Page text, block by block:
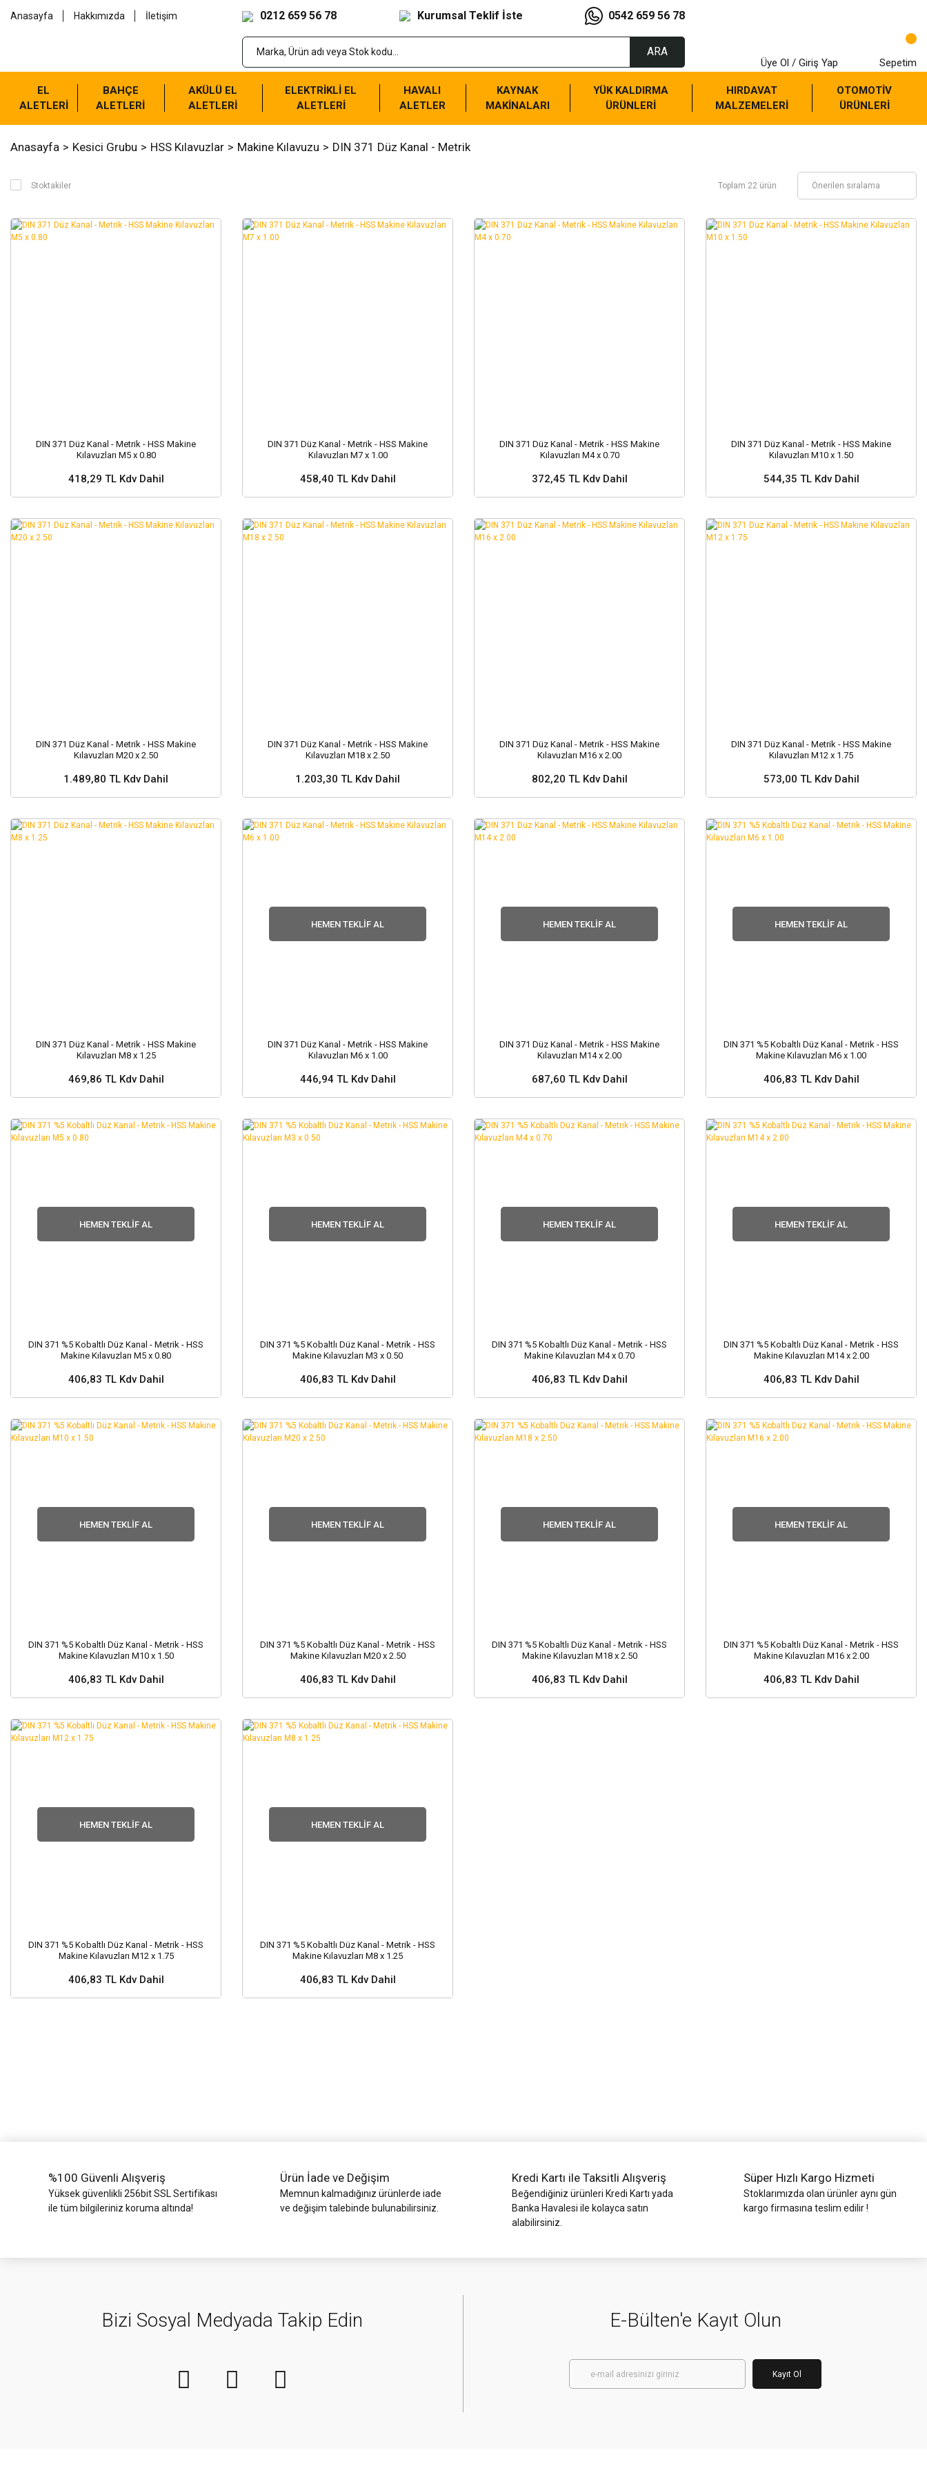
Anasayfa Hakkımızda İletişim 0212 659 56 78 Kurumsal Teklif İste 0542 659 56 78
ARA
Üye Ol / Giriş Yap Sepetim
EL
ALETLERİ
BAHÇE
ALETLERİ
AKÜLÜ EL
ALETLERİ
ELEKTRİKLİ EL
ALETLERİ
HAVALI
ALETLER
KAYNAK
MAKİNALARI
YÜK KALDIRMA
ÜRÜNLERİ
HIRDAVAT
MALZEMELERİ
OTOMOTİV
ÜRÜNLERİ
Anasayfa Kesici Grubu HSS Kılavuzlar Makine Kılavuzu DIN 371 Düz Kanal - Metrik
Stoktakiler Toplam 22 ürün
DIN 371 Düz Kanal - Metrik - HSS Makine
Kılavuzları M5 x 0.80
418,29 TL Kdv Dahil
Sepete Ekle
DIN 371 Düz Kanal - Metrik - HSS Makine
Kılavuzları M7 x 1.00
458,40 TL Kdv Dahil
Sepete Ekle
DIN 371 Düz Kanal - Metrik - HSS Makine
Kılavuzları M4 x 0.70
372,45 TL Kdv Dahil
Sepete Ekle
DIN 371 Düz Kanal - Metrik - HSS Makine
Kılavuzları M10 x 1.50
544,35 TL Kdv Dahil
Sepete Ekle
DIN 371 Düz Kanal - Metrik - HSS Makine
Kılavuzları M20 x 2.50
1.489,80 TL Kdv Dahil
Sepete Ekle
DIN 371 Düz Kanal - Metrik - HSS Makine
Kılavuzları M18 x 2.50
1.203,30 TL Kdv Dahil
Sepete Ekle
DIN 371 Düz Kanal - Metrik - HSS Makine
Kılavuzları M16 x 2.00
802,20 TL Kdv Dahil
Sepete Ekle
DIN 371 Düz Kanal - Metrik - HSS Makine
Kılavuzları M12 x 1.75
573,00 TL Kdv Dahil
Sepete Ekle
DIN 371 Düz Kanal - Metrik - HSS Makine
Kılavuzları M8 x 1.25
469,86 TL Kdv Dahil
Sepete Ekle
HEMEN TEKLIF AL
DIN 371 Düz Kanal - Metrik - HSS Makine
Kılavuzları M6 x 1.00
446,94 TL Kdv Dahil
Stok ve Fiyat Sorunuz ?
HEMEN TEKLIF AL
DIN 371 Düz Kanal - Metrik - HSS Makine
Kılavuzları M14 x 2.00
687,60 TL Kdv Dahil
Stok ve Fiyat Sorunuz ?
HEMEN TEKLIF AL
DIN 371 %5 Kobaltlı Düz Kanal - Metrik - HSS
Makine Kılavuzları M6 x 1.00
406,83 TL Kdv Dahil
Stok ve Fiyat Sorunuz ?
HEMEN TEKLIF AL
DIN 371 %5 Kobaltlı Düz Kanal - Metrik - HSS
Makine Kılavuzları M5 x 0.80
406,83 TL Kdv Dahil
Stok ve Fiyat Sorunuz ?
HEMEN TEKLIF AL
DIN 371 %5 Kobaltlı Düz Kanal - Metrik - HSS
Makine Kılavuzları M3 x 0.50
406,83 TL Kdv Dahil
Stok ve Fiyat Sorunuz ?
HEMEN TEKLIF AL
DIN 371 %5 Kobaltlı Düz Kanal - Metrik - HSS
Makine Kılavuzları M4 x 0.70
406,83 TL Kdv Dahil
Stok ve Fiyat Sorunuz ?
HEMEN TEKLIF AL
DIN 371 %5 Kobaltlı Düz Kanal - Metrik - HSS
Makine Kılavuzları M14 x 2.00
406,83 TL Kdv Dahil
Stok ve Fiyat Sorunuz ?
HEMEN TEKLIF AL
DIN 371 %5 Kobaltlı Düz Kanal - Metrik - HSS
Makine Kılavuzları M10 x 1.50
406,83 TL Kdv Dahil
Stok ve Fiyat Sorunuz ?
HEMEN TEKLIF AL
DIN 371 %5 Kobaltlı Düz Kanal - Metrik - HSS
Makine Kılavuzları M20 x 2.50
406,83 TL Kdv Dahil
Stok ve Fiyat Sorunuz ?
HEMEN TEKLIF AL
DIN 371 %5 Kobaltlı Düz Kanal - Metrik - HSS
Makine Kılavuzları M18 x 2.50
406,83 TL Kdv Dahil
HEMEN TEKLIF AL
DIN 371 %5 Kobaltlı Düz Kanal - Metrik - HSS
Makine Kılavuzları M16 x 2.00
406,83 TL Kdv Dahil
HEMEN TEKLIF AL
DIN 371 %5 Kobaltlı Düz Kanal - Metrik - HSS
Makine Kılavuzları M12 x 1.75
406,83 TL Kdv Dahil
HEMEN TEKLIF AL
DIN 371 %5 Kobaltlı Düz Kanal - Metrik - HSS
Makine Kılavuzları M8 x 1.25
406,83 TL Kdv Dahil
%100 Güvenli Alışveriş
Yüksek güvenlikli 256bit SSL Sertifikası
ile tüm bilgileriniz koruma altında!
Ürün İade ve Değişim
Memnun kalmadığınız ürünlerde iade
ve değişim talebinde bulunabilirsiniz.
Kredi Kartı ile Taksitli Alışveriş
Beğendiğiniz ürünleri Kredi Kartı yada
Banka Havalesi ile kolayca satın
alabilirsiniz.
Süper Hızlı Kargo Hizmeti
Stoklarımızda olan ürünler aynı gün
kargo firmasına teslim edilir !
Bizi Sosyal Medyada Takip Edin E-Bülten'e Kayıt Olun
Kayıt Ol